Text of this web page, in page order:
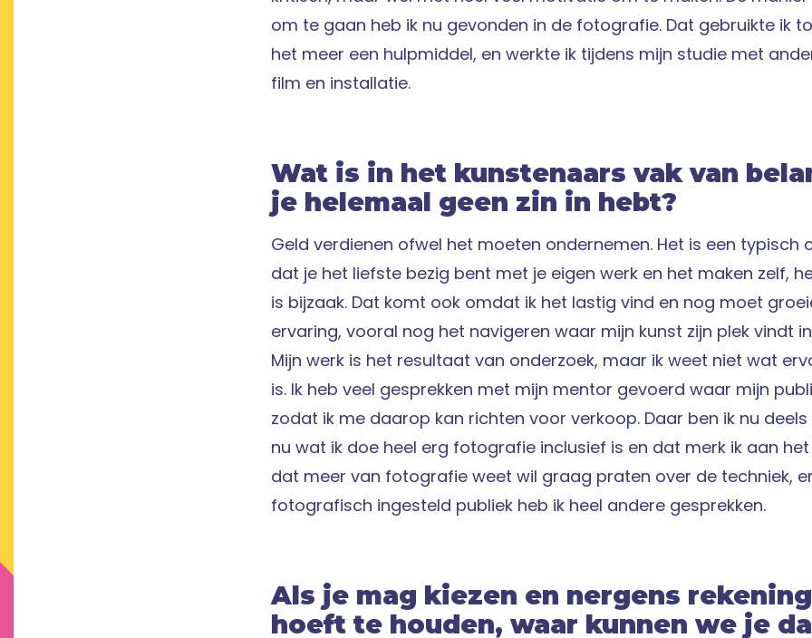
om te gaan heb ik nu gevonden in de fotografie. Dat gebruikte ik
het meer een hulpmiddel, en werkte ik tijdens mijn studie met
film en installatie.
Wat is in het kunstenaars vak van
je helemaal geen zin in hebt?
Geld verdienen ofwel het moeten ondernemen. Het is een typisch
dat je het liefste bezig bent met je eigen werk en het maken zelf,
is bijzaak. Dat komt ook omdat ik het lastig vind en nog moet
ervaring, vooral nog het navigeren waar mijn kunst zijn plek vindt
Mijn werk is het resultaat van onderzoek, maar ik weet niet wat
is. Ik heb veel gesprekken met mijn mentor gevoerd waar mijn
zodat ik me daarop kan richten voor verkoop. Daar ben ik nu
nu wat ik doe heel erg fotografie inclusief is en dat merk ik aan het
dat meer van fotografie weet wil graag praten over de techniek,
fotografisch ingesteld publiek heb ik heel andere gesprekken.
Als je mag kiezen en nergens
hoeft te houden, waar kunnen we je